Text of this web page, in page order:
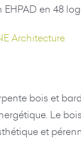
en 48
Architecture
bois et
Le
et